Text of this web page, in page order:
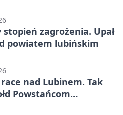
stopień zagrożenia. Upał
powiatem lubińskim
nad Lubinem. Tak
Powstańcom